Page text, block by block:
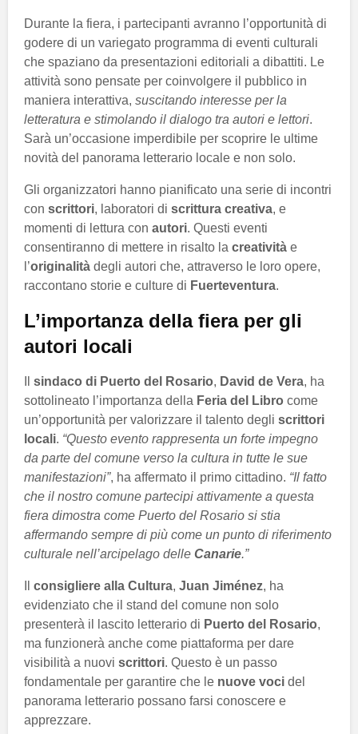
Durante la fiera, i partecipanti avranno l’opportunità di
godere di un variegato programma di eventi culturali
che spaziano da presentazioni editoriali a dibattiti. Le
attività sono pensate per coinvolgere il pubblico in
maniera interattiva, suscitando interesse per la
letteratura e stimolando il dialogo tra autori e lettori.
Sarà un’occasione imperdibile per scoprire le ultime
novità del panorama letterario locale e non solo.
Gli organizzatori hanno pianificato una serie di incontri
con scrittori, laboratori di scrittura creativa, e
momenti di lettura con autori. Questi eventi
consentiranno di mettere in risalto la creatività e
l’originalità degli autori che, attraverso le loro opere,
raccontano storie e culture di Fuerteventura.
L’importanza della fiera per gli
autori locali
sindaco di Puerto del Rosario, David de Vera, ha
sottolineato l’importanza della Feria del Libro come
un’opportunità per valorizzare il talento degli scrittori
locali. “Questo evento rappresenta un forte impegno
da parte del comune verso la cultura in tutte le sue
manifestazioni”, ha affermato il primo cittadino. “Il fatto
che il nostro comune partecipi attivamente a questa
fiera dimostra come Puerto del Rosario si stia
affermando sempre di più come un punto di riferimento
culturale nell’arcipelago delle Canarie.”
consigliere alla Cultura, Juan Jiménez, ha
evidenziato che il stand del comune non solo
presenterà il lascito letterario di Puerto del Rosario,
ma funzionerà anche come piattaforma per dare
visibilità a nuovi scrittori. Questo è un passo
fondamentale per garantire che le nuove voci del
panorama letterario possano farsi conoscere e
apprezzare.